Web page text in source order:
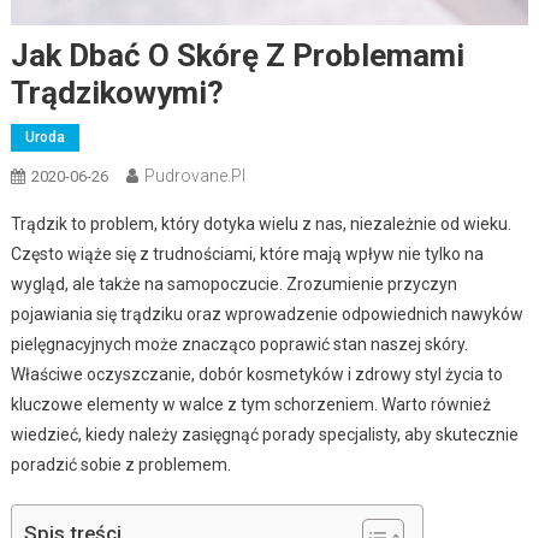
Jak Dbać O Skórę Z Problemami
Trądzikowymi?
Uroda
2020-06-26 Pudrovane.pl
Trądzik to problem, który dotyka wielu z nas, niezależnie od wieku.
Często wiąże się z trudnościami, które mają wpływ nie tylko na
wygląd, ale także na samopoczucie. Zrozumienie przyczyn
pojawiania się trądziku oraz wprowadzenie odpowiednich nawyków
pielęgnacyjnych może znacząco poprawić stan naszej skóry.
Właściwe oczyszczanie, dobór kosmetyków i zdrowy styl życia to
kluczowe elementy w walce z tym schorzeniem. Warto również
wiedzieć, kiedy należy zasięgnąć porady specjalisty, aby skutecznie
poradzić sobie z problemem.